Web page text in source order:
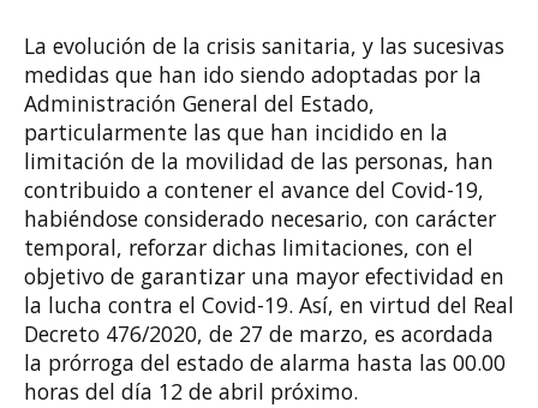
La evolución de la crisis sanitaria, y las sucesivas
medidas que han ido siendo adoptadas por la
Administración General del Estado,
particularmente las que han incidido en la
limitación de la movilidad de las personas, han
contribuido a contener el avance del Covid-19,
habiéndose considerado necesario, con carácter
temporal, reforzar dichas limitaciones, con el
objetivo de garantizar una mayor efectividad en
la lucha contra el Covid-19. Así, en virtud del Real
Decreto 476/2020, de 27 de marzo, es acordada
la prórroga del estado de alarma hasta las 00.00
horas del día 12 de abril próximo.